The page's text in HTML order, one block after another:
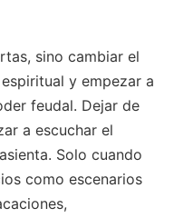
sino cambiar el
y empezar a
feudal. Dejar de
a escuchar el
Solo cuando
como escenarios